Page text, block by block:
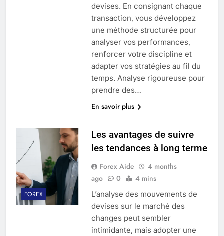
devises. En consignant chaque
transaction, vous développez
une méthode structurée pour
analyser vos performances,
renforcer votre discipline et
adapter vos stratégies au fil du
temps. Analyse rigoureuse pour
prendre des…
En savoir plus
FOREX
Les avantages de suivre
les tendances à long terme
Forex Aide
4 months
ago
0 4 mins
L’analyse des mouvements de
devises sur le marché des
changes peut sembler
intimidante, mais adopter une